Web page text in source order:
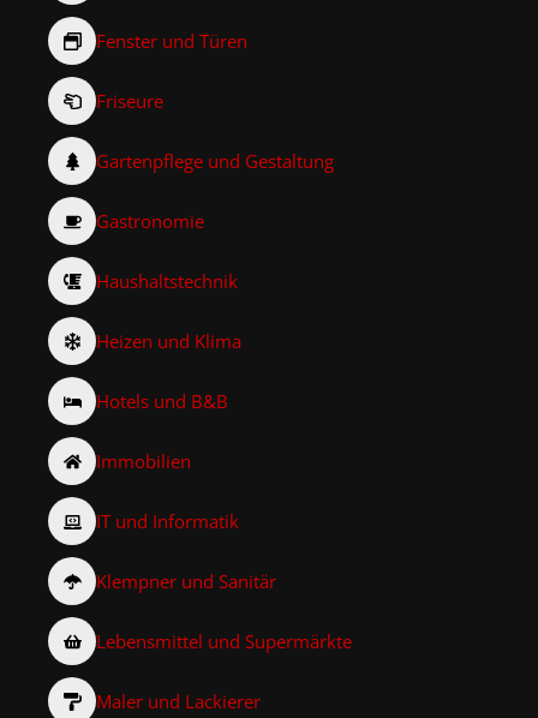
Fenster und Türen
Friseure
Gartenpflege und Gestaltung
Gastronomie
Haushaltstechnik
Heizen und Klima
Hotels und B&B
Immobilien
IT und Informatik
Klempner und Sanitär
Lebensmittel und Supermärkte
Maler und Lackierer